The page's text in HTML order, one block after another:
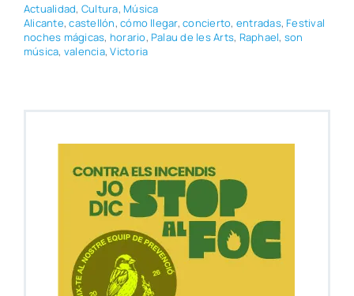
Actua­li­dad, Cul­tu­ra, Músi­ca
Ali­can­te,cas­te­llón,cómo lle­gar,con­cier­to, entra­das, Fes­ti­val
noches mági­cas, hora­rio, Palau de les Arts, Raphael, son
músi­ca, valen­cia,Vic­to­ria